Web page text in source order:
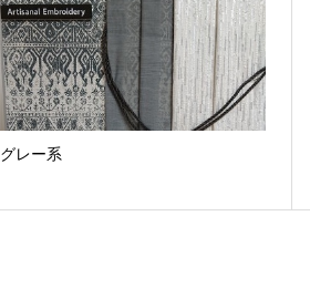
グレー系